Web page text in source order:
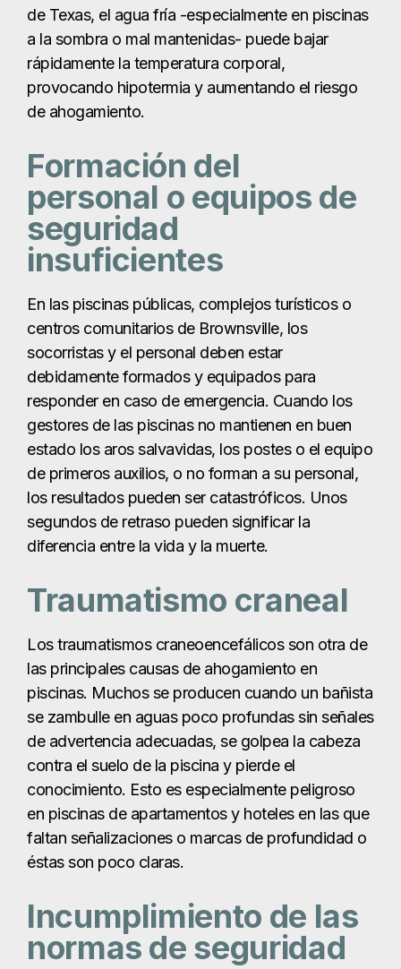
de Texas, el agua fría -especialmente en piscinas
a la sombra o mal mantenidas- puede bajar
rápidamente la temperatura corporal,
provocando hipotermia y aumentando el riesgo
de ahogamiento.
Formación del
personal o equipos de
seguridad
insuficientes
En las piscinas públicas, complejos turísticos o
centros comunitarios de Brownsville, los
socorristas y el personal deben estar
debidamente formados y equipados para
responder en caso de emergencia. Cuando los
gestores de las piscinas no mantienen en buen
estado los aros salvavidas, los postes o el equipo
de primeros auxilios, o no forman a su personal,
los resultados pueden ser catastróficos. Unos
segundos de retraso pueden significar la
diferencia entre la vida y la muerte.
Traumatismo craneal
Los traumatismos craneoencefálicos son otra de
las principales causas de ahogamiento en
piscinas. Muchos se producen cuando un bañista
se zambulle en aguas poco profundas sin señales
de advertencia adecuadas, se golpea la cabeza
contra el suelo de la piscina y pierde el
conocimiento. Esto es especialmente peligroso
en piscinas de apartamentos y hoteles en las que
faltan señalizaciones o marcas de profundidad o
éstas son poco claras.
Incumplimiento de las
normas de seguridad